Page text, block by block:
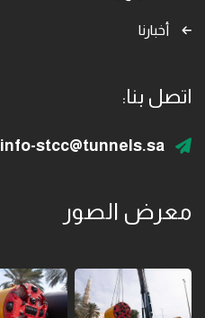
أخبارنا
اتصل بنا:
info-stcc@tunnels.sa
معرض الصور